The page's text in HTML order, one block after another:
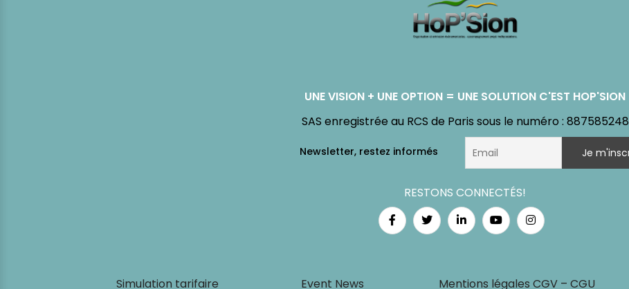
UNE VISION + UNE OPTION = UNE SOLUTION C'EST HOP'SION
SAS enregistrée au RCS de Paris sous le numéro : 887585248
RESTONS CONNECTÉS!
Simulation tarifaire Event News Mentions légales CGV – CGU